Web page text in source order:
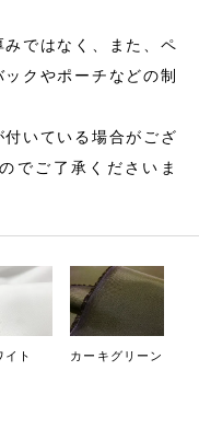
ではなく、また、ペ
クやポーチなどの制
付いている場合がござ
でご了承くださいま
イト カーキグリーン